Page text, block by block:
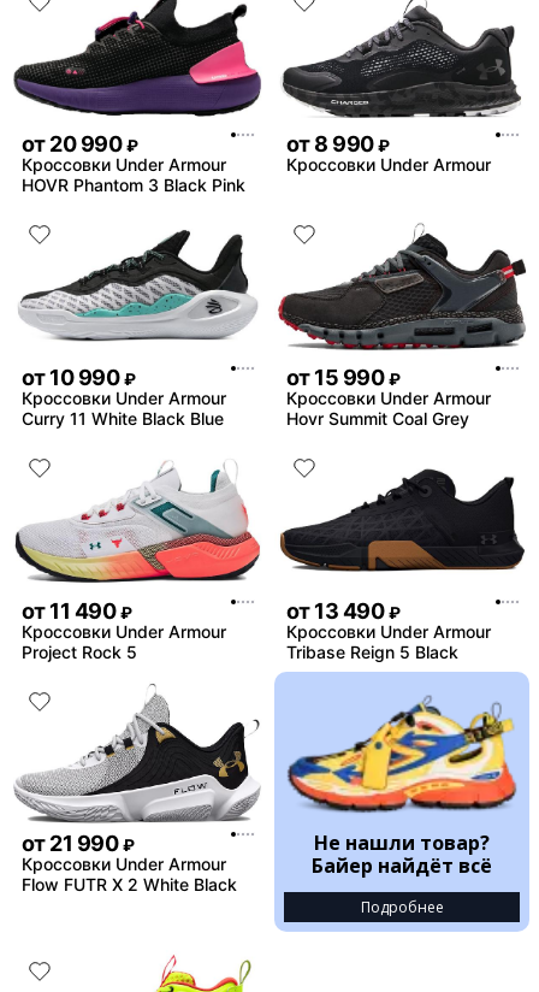
от20 990 ₽
Кроссовки Under Armour
HOVR Phantom 3 Black Pink
от8 990 ₽
Кроссовки Under Armour
от10 990 ₽
Кроссовки Under Armour
Curry 11 White Black Blue
от15 990 ₽
Кроссовки Under Armour
Hovr Summit Coal Grey
от11 490 ₽
Кроссовки Under Armour
Project Rock 5
от13 490 ₽
Кроссовки Under Armour
Tribase Reign 5 Black
от21 990 ₽
Кроссовки Under Armour
Flow FUTR X 2 White Black
Не нашли товар?
Байер найдёт всё
Подробнее